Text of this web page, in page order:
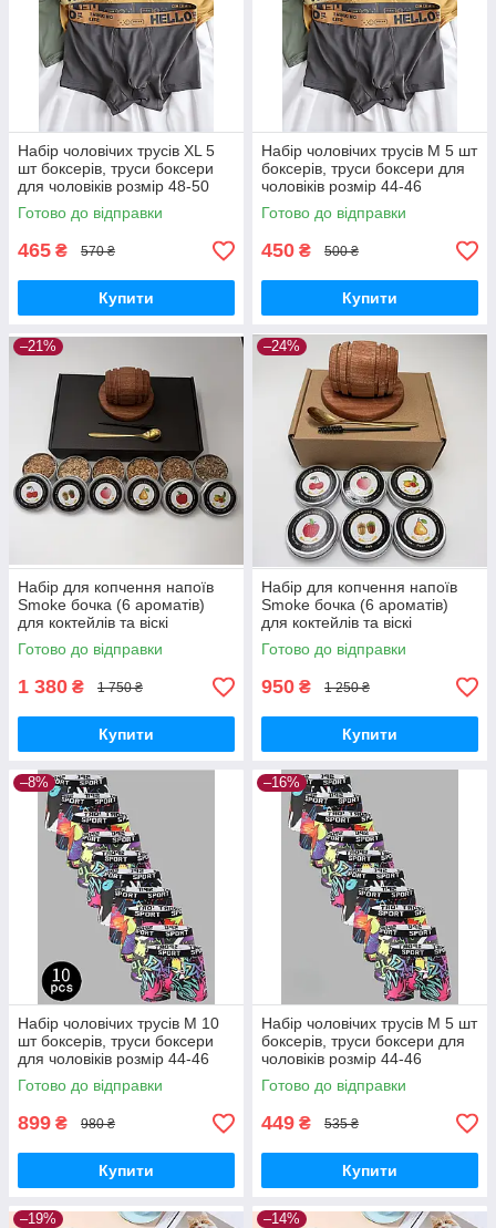
Набір чоловічих трусів ХL 5
шт боксерів, труси боксери
для чоловіків розмір 48-50
Готово до відправки
465 ₴ 570 ₴
Купити
Набір чоловічих трусів М 5 шт
боксерів, труси боксери для
чоловіків розмір 44-46
Готово до відправки
450 ₴ 500 ₴
Купити
–21%
Набір для копчення напоїв
Smoke бочка (6 ароматів)
для коктейлів та віскі
Готово до відправки
1 380 ₴ 1 750 ₴
Купити
–24%
Набір для копчення напоїв
Smoke бочка (6 ароматів)
для коктейлів та віскі
Готово до відправки
950 ₴ 1 250 ₴
Купити
–8%
Набір чоловічих трусів М 10
шт боксерів, труси боксери
для чоловіків розмір 44-46
Готово до відправки
899 ₴ 980 ₴
Купити
–16%
Набір чоловічих трусів М 5 шт
боксерів, труси боксери для
чоловіків розмір 44-46
Готово до відправки
449 ₴ 535 ₴
Купити
–19% –14%